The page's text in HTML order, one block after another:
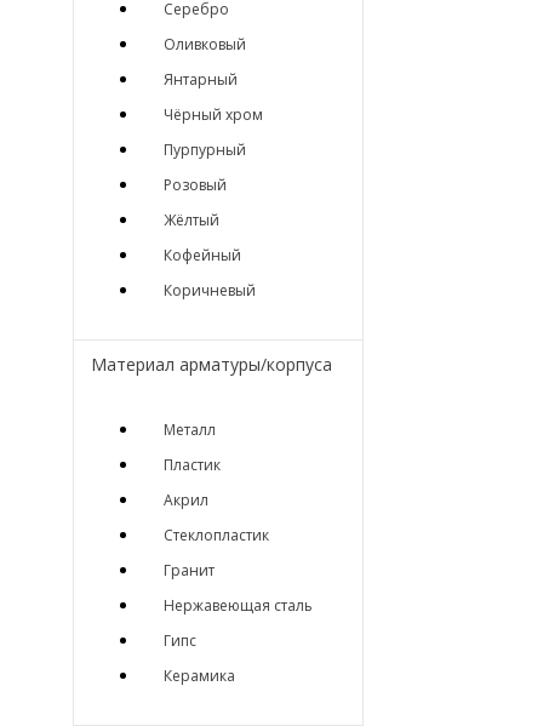
Серебро
Оливковый
Янтарный
Чёрный хром
Пурпурный
Розовый
Жёлтый
Кофейный
Коричневый
Материал арматуры/корпуса
Металл
Пластик
Акрил
Стеклопластик
Гранит
Нержавеющая сталь
Гипс
Керамика